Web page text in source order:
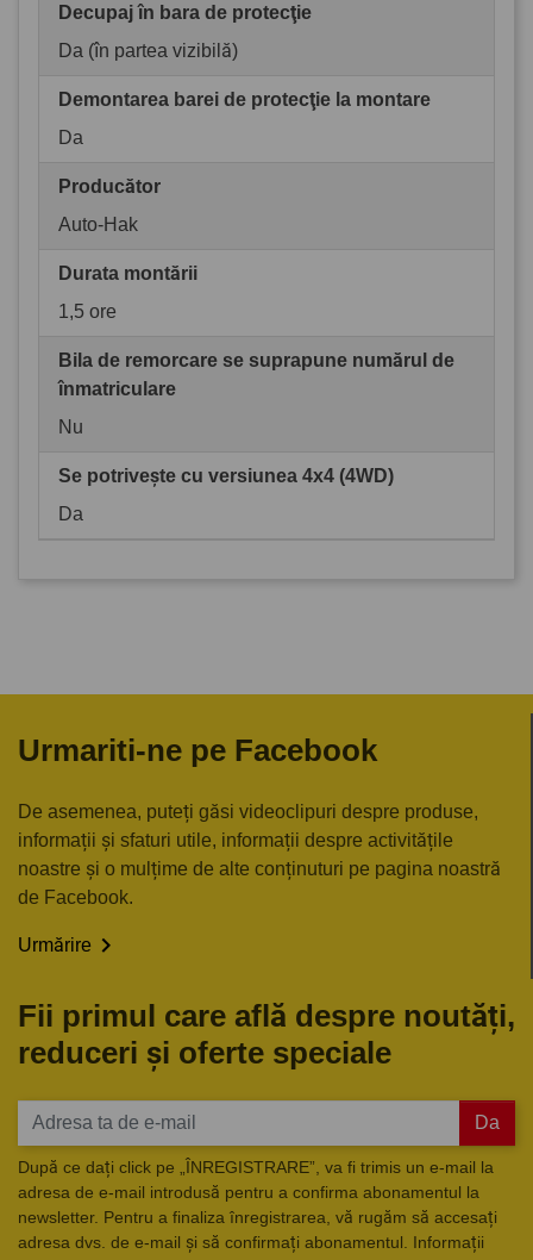
Decupaj în bara de protecţie
Da (în partea vizibilă)
Demontarea barei de protecţie la montare
Da
Producător
Auto-Hak
Durata montării
1,5 ore
Bila de remorcare se suprapune numărul de
înmatriculare
Nu
Se potrivește cu versiunea 4x4 (4WD)
Da
Urmariti-ne pe Facebook
De asemenea, puteți găsi videoclipuri despre produse,
informații și sfaturi utile, informații despre activitățile
noastre și o mulțime de alte conținuturi pe pagina noastră
de Facebook.
Urmărire 
Fii primul care află despre noutăți,
reduceri și oferte speciale
Da
După ce dați click pe „ÎNREGISTRARE”, va fi trimis un e-mail la
adresa de e-mail introdusă pentru a confirma abonamentul la
newsletter. Pentru a finaliza înregistrarea, vă rugăm să accesați
adresa dvs. de e-mail și să confirmați abonamentul. Informații